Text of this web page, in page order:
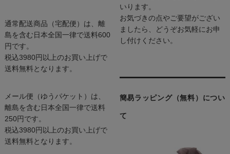
通常配送商品（宅配便）は、離
島を含む日本全国一律で送料600
円です。
税込3980円以上のお買い上げで
送料無料となります。
メール便（ゆうパケット）は、
離島を含む日本全国一律で送料
250円です。
税込3980円以上のお買い上げで
送料無料となります。
いります。
お気づきの点やご要望がござい
ましたら、どうぞお気軽にお申
し付けください。
簡易ラッピング（無料）につい
て